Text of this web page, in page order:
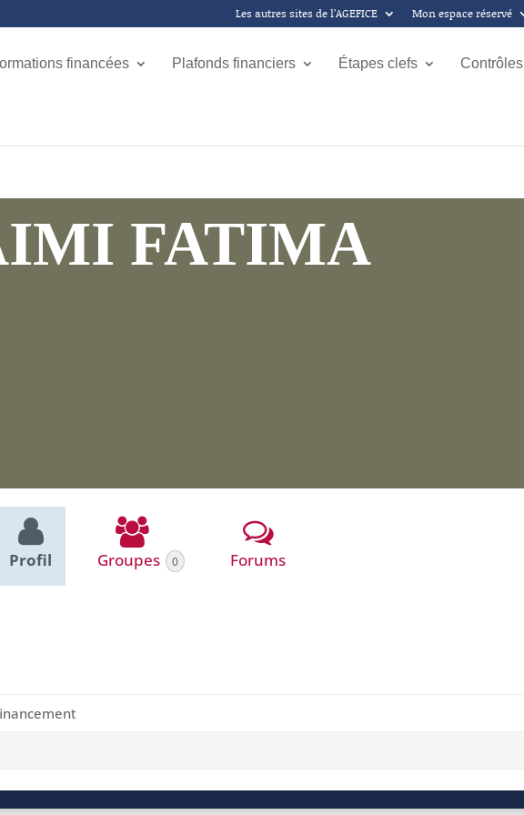
Les autres sites de l’AGEFICE Mon espace réservé
financées Plafonds financiers Étapes clefs Contrôles
FATIMA
Profil Groupes 0 Forums